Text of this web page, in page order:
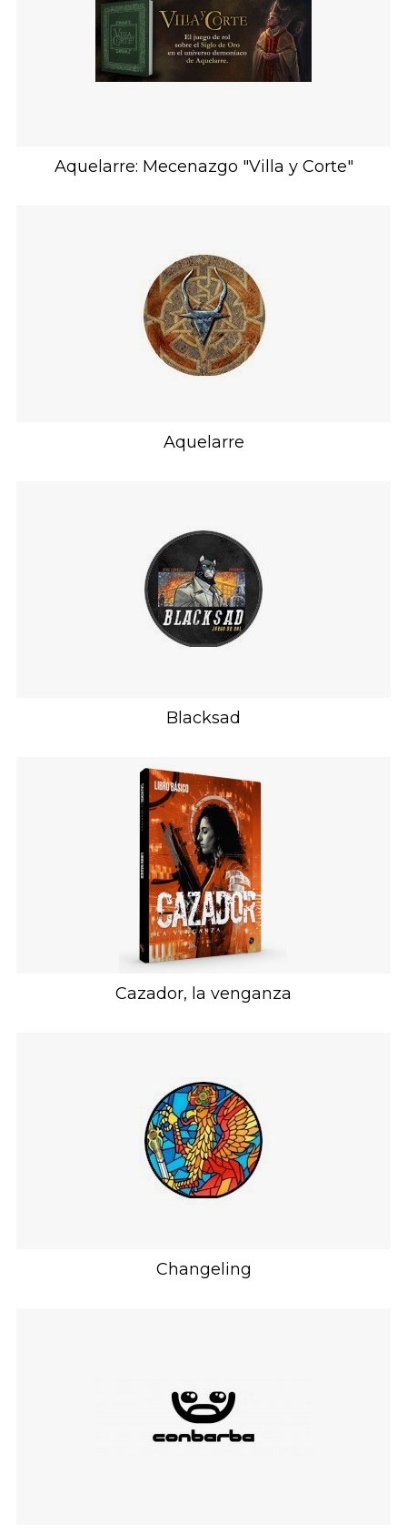
Aquelarre: Mecenazgo "Villa y Corte"
Aquelarre
Blacksad
Cazador, la venganza
Changeling